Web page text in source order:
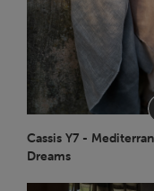
Cassis Y7 -
Dreams